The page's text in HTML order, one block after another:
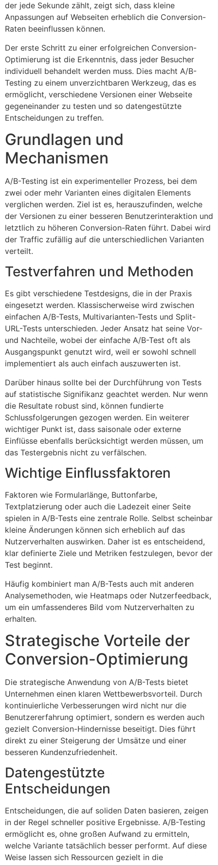
der jede Sekunde zählt, zeigt sich, dass kleine
Anpassungen auf Webseiten erheblich die Conversion-
Raten beeinflussen können.
Der erste Schritt zu einer erfolgreichen Conversion-
Optimierung ist die Erkenntnis, dass jeder Besucher
individuell behandelt werden muss. Dies macht A/B-
Testing zu einem unverzichtbaren Werkzeug, das es
ermöglicht, verschiedene Versionen einer Webseite
gegeneinander zu testen und so datengestützte
Entscheidungen zu treffen.
Grundlagen und
Mechanismen
A/B-Testing ist ein experimenteller Prozess, bei dem
zwei oder mehr Varianten eines digitalen Elements
verglichen werden. Ziel ist es, herauszufinden, welche
der Versionen zu einer besseren Benutzerinteraktion und
letztlich zu höheren Conversion-Raten führt. Dabei wird
der Traffic zufällig auf die unterschiedlichen Varianten
verteilt.
Testverfahren und Methoden
Es gibt verschiedene Testdesigns, die in der Praxis
eingesetzt werden. Klassischerweise wird zwischen
einfachen A/B-Tests, Multivarianten-Tests und Split-
URL-Tests unterschieden. Jeder Ansatz hat seine Vor-
und Nachteile, wobei der einfache A/B-Test oft als
Ausgangspunkt genutzt wird, weil er sowohl schnell
implementiert als auch einfach auszuwerten ist.
Darüber hinaus sollte bei der Durchführung von Tests
auf statistische Signifikanz geachtet werden. Nur wenn
die Resultate robust sind, können fundierte
Schlussfolgerungen gezogen werden. Ein weiterer
wichtiger Punkt ist, dass saisonale oder externe
Einflüsse ebenfalls berücksichtigt werden müssen, um
das Testergebnis nicht zu verfälschen.
Wichtige Einflussfaktoren
Faktoren wie Formularlänge, Buttonfarbe,
Textplatzierung oder auch die Ladezeit einer Seite
spielen in A/B-Tests eine zentrale Rolle. Selbst scheinbar
kleine Änderungen können sich erheblich auf das
Nutzerverhalten auswirken. Daher ist es entscheidend,
klar definierte Ziele und Metriken festzulegen, bevor der
Test beginnt.
Häufig kombiniert man A/B-Tests auch mit anderen
Analysemethoden, wie Heatmaps oder Nutzerfeedback,
um ein umfassenderes Bild vom Nutzerverhalten zu
erhalten.
Strategische Vorteile der
Conversion-Optimierung
Die strategische Anwendung von A/B-Tests bietet
Unternehmen einen klaren Wettbewerbsvorteil. Durch
kontinuierliche Verbesserungen wird nicht nur die
Benutzererfahrung optimiert, sondern es werden auch
gezielt Conversion-Hindernisse beseitigt. Dies führt
direkt zu einer Steigerung der Umsätze und einer
besseren Kundenzufriedenheit.
Datengestützte
Entscheidungen
Entscheidungen, die auf soliden Daten basieren, zeigen
in der Regel schneller positive Ergebnisse. A/B-Testing
ermöglicht es, ohne großen Aufwand zu ermitteln,
welche Variante tatsächlich besser performt. Auf diese
Weise lassen sich Ressourcen gezielt in die